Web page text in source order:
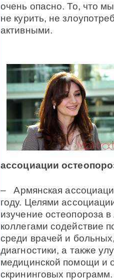
очень опасно. То, что
не курить, не
активными.
ассоциации
– Армянская
году. Целями
изучение остеопороза
коллегами содействие
среди врачей и
диагностики, а также
медицинской помощи и
скрининговых программ.